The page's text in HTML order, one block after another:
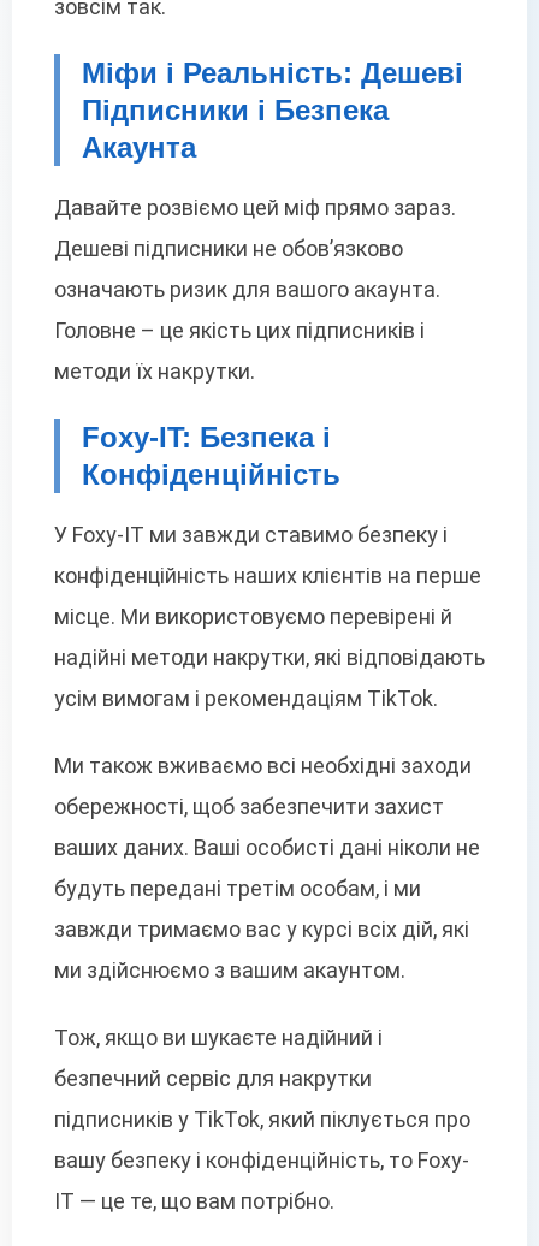
зовсім так.
Міфи і Реальність: Дешеві
Підписники і Безпека
Акаунта
Давайте розвіємо цей міф прямо зараз.
Дешеві підписники не обов’язково
означають ризик для вашого акаунта.
Головне – це якість цих підписників і
методи їх накрутки.
Foxy-IT: Безпека і
Конфіденційність
У Foxy-IT ми завжди ставимо безпеку і
конфіденційність наших клієнтів на перше
місце. Ми використовуємо перевірені й
надійні методи накрутки, які відповідають
усім вимогам і рекомендаціям TikTok.
Ми також вживаємо всі необхідні заходи
обережності, щоб забезпечити захист
ваших даних. Ваші особисті дані ніколи не
будуть передані третім особам, і ми
завжди тримаємо вас у курсі всіх дій, які
ми здійснюємо з вашим акаунтом.
Тож, якщо ви шукаєте надійний і
безпечний сервіс для накрутки
підписників у TikTok, який піклується про
вашу безпеку і конфіденційність, то Foxy-
IT — це те, що вам потрібно.